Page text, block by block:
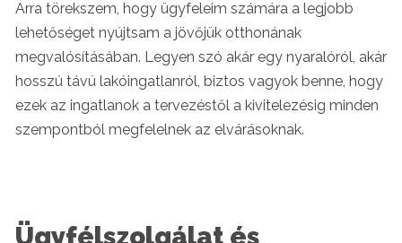
Arra törekszem, hogy ügyfeleim számára a legjobb
lehetőséget nyújtsam a jövőjük otthonának
megvalósításában. Legyen szó akár egy nyaralóról, akár
hosszú távú lakóingatlanról, biztos vagyok benne, hogy
ezek az ingatlanok a tervezéstől a kivitelezésig minden
szempontból megfelelnek az elvárásoknak.
Ügyfélszolgálat és